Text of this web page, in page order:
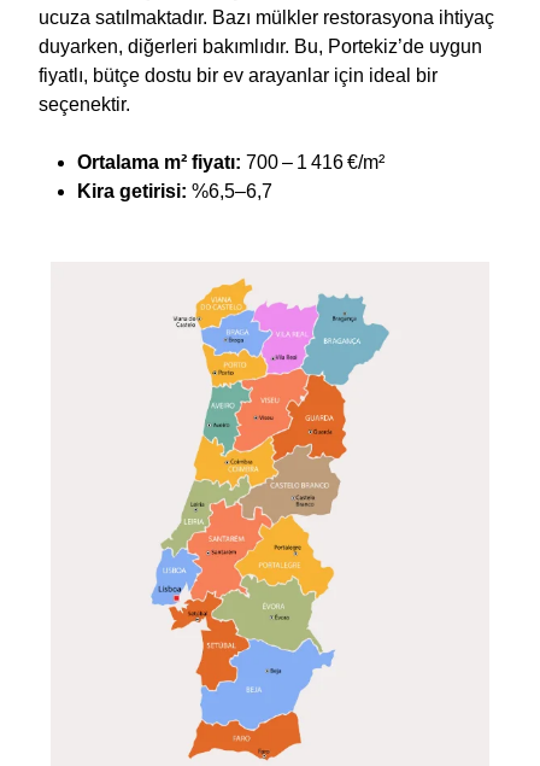
ucuza satılmaktadır. Bazı mülkler restorasyona ihtiyaç
duyarken, diğerleri bakımlıdır. Bu, Portekiz’de uygun
fiyatlı, bütçe dostu bir ev arayanlar için ideal bir
seçenektir.
Ortalama m² fiyatı: 700 – 1 416 €/m²
Kira getirisi: %6,5–6,7